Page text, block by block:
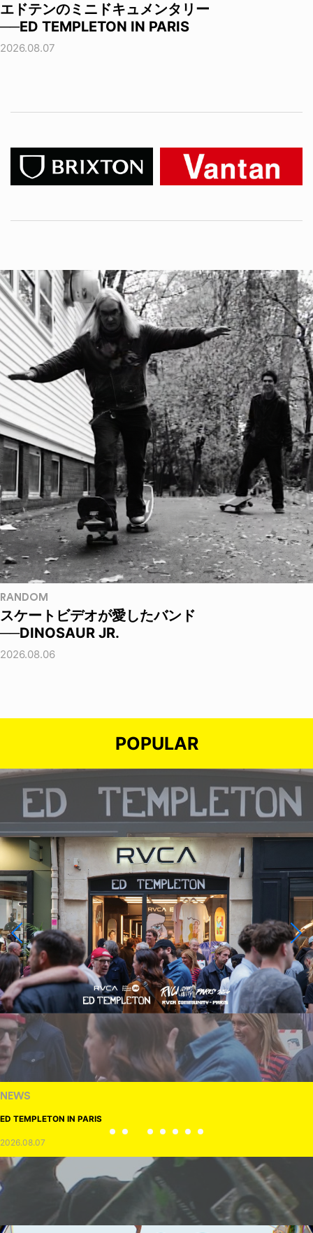
エドテンのミニドキュメンタリー
──ED TEMPLETON IN PARIS
2026.08.07
RANDOM
スケートビデオが愛したバンド
──DINOSAUR JR.
2026.08.06
POPULAR
NEWS
ED TEMPLETON IN PARIS
2026.08.07